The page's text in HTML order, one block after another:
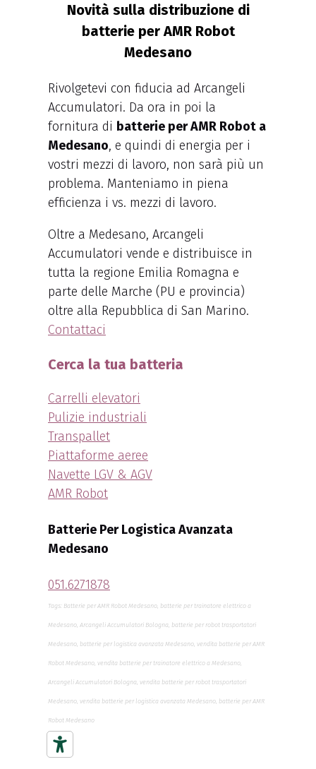
Novità sulla distribuzione di
batterie per AMR Robot
Medesano
Rivolgetevi con fiducia ad Arcangeli
Accumulatori. Da ora in poi la
fornitura di batterie per AMR Robot a
Medesano, e quindi di energia per i
vostri mezzi di lavoro, non sarà più un
problema. Manteniamo in piena
efficienza i vs. mezzi di lavoro.
Oltre a Medesano, Arcangeli
Accumulatori vende e distribuisce in
tutta la regione Emilia Romagna e
parte delle Marche (PU e provincia)
oltre alla Repubblica di San Marino.
Contattaci
Cerca la tua batteria
Carrelli elevatori
Pulizie industriali
Transpallet
Piattaforme aeree
Navette LGV & AGV
AMR Robot
Batterie Per Logistica Avanzata
Medesano
051.6271878
Tags: Batterie per AMR Robot Medesano, batterie per trainatore elettrico a
Medesano, Arcangeli Accumulatori Bologna, batterie per robot trasportatori
Medesano, batterie per logistica avanzata Medesano, vendita batterie per AMR
Robot Medesano, vendita batterie per trainatore elettrico a Medesano,
Arcangeli Accumulatori Bologna, vendita batterie per robot trasportatori
Medesano, vendita batterie per logistica avanzata Medesano, batterie per AMR
Robot Medesano